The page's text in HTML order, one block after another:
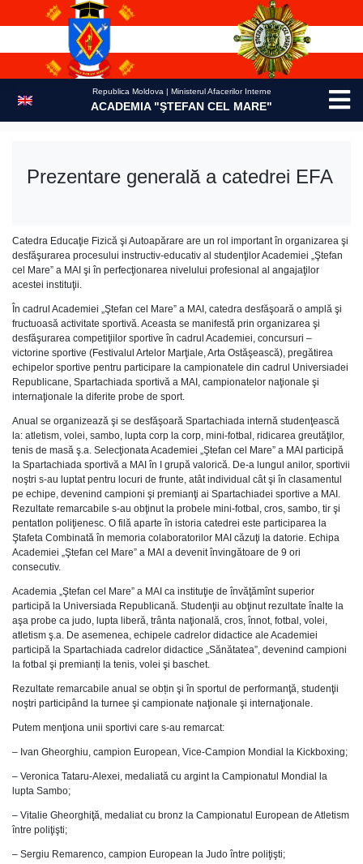
Republica Moldova | Ministerul Afacerilor Interne
ACADEMIA "ŞTEFAN CEL MARE"
Prezentare generală a catedrei EFA
Catedra Educaţie Fizică şi Autoapărare are un rol important în organizarea şi
desfăşurarea procesului instructiv-educativ al studenţilor Academiei „Ştefan
cel Mare” a MAI şi în perfecţionarea nivelului profesional al angajaţilor
acestei instituţii.
În cadrul Academiei „Ştefan cel Mare” a MAI, catedra desfăşoară o amplă şi
fructuoasă activitate sportivă. Aceasta se manifestă prin organizarea şi
desfăşurarea competiţiilor sportive în cadrul Academiei, concursuri –
victorine sportive (Festivalul Artelor Marţiale, Arta Ostăşească), pregătirea
echipelor sportive pentru participare la campionatele din cadrul Universiadei
Republicane, Spartachiada sportivă a MAI, campionatelor naţionale şi
internaţionale la diferite probe de sport.
Anual se organizează şi se desfăşoară Spartachiada internă studenţească
la: atletism, volei, sambo, lupta corp la corp, mini-fotbal, ridicarea greutăţilor,
tenis de masă ş.a. Selecţionata Academiei „Ştefan cel Mare” a MAI participă
la Spartachiada sportivă a MAI în I grupă valorică. De-a lungul anilor, sportivii
noştri s-au luptat pentru locuri de frunte, atât individual cât şi în clasamentul
pe echipe, devenind campioni şi premianţi ai Spartachiadei sportive a MAI.
Rezultate remarcabile s-au obţinut la probele mini-fotbal, cros, sambo, tir şi
pentatlon poliţienesc. O filă aparte în istoria catedrei este participarea la
Ştafeta Combinată în memoria colaboratorilor MAI căzuţi la datorie. Echipa
Academiei „Ştefan cel Mare” a MAI a devenit învingătoare de 9 ori
consecutiv.
Academia „Ştefan cel Mare” a MAI ca instituţie de învăţămînt superior
participă la Universiada Republicană. Studenţii au obţinut rezultate înalte la
aşa probe ca judo, lupta liberă, trânta naţională, cros, înnot, fotbal, volei,
atletism ş.a. De asemenea, echipele cadrelor didactice ale Academiei
participă la Spartachiada cadrelor didactice „Sănătatea”, devenind campioni
la fotbal şi premianți la tenis, volei şi baschet.
Rezultate remarcabile anual se obțin şi în sportul de performanţă, studenţii
noştri participând la turnee şi campionate naţionale şi internaţionale.
Putem menţiona unii sportivi care s-au remarcat:
– Ivan Gheorghiu, campion European, Vice-Campion Mondial la Kickboxing;
– Veronica Tataru-Alexei, medaliată cu argint la Campionatul Mondial la
lupta Sambo;
– Vitalie Gheorghiţă, medaliat cu bronz la Campionatul European de Atletism
între poliţişti;
– Sergiu Remarenco, campion European la Judo între poliţişti;